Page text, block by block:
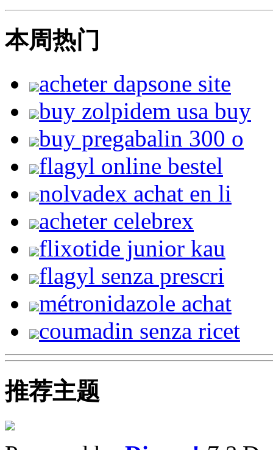
本周热门
acheter dapsone site
buy zolpidem usa buy
buy pregabalin 300 o
flagyl online bestel
nolvadex achat en li
acheter celebrex
flixotide junior kau
flagyl senza prescri
métronidazole achat
coumadin senza ricet
推荐主题